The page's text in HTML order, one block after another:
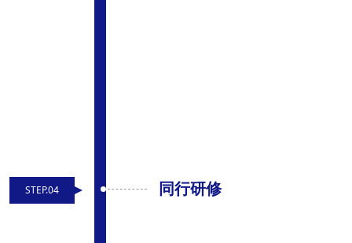
STEP.04 同行研修